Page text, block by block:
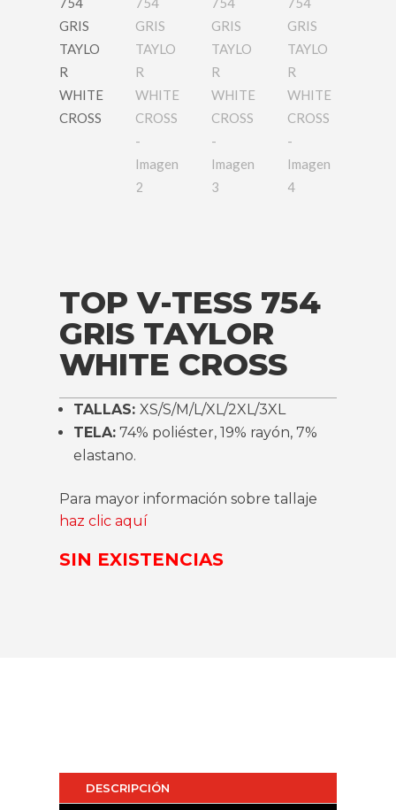
TOP V-TESS 754
GRIS TAYLOR
WHITE CROSS
TALLAS:XS/S/M/L/XL/2XL/3XL
TELA: 74% poliéster, 19% rayón, 7%
elastano.
Para mayor información sobre tallaje
haz clic aquí
SIN EXISTENCIAS
DESCRIPCIÓN